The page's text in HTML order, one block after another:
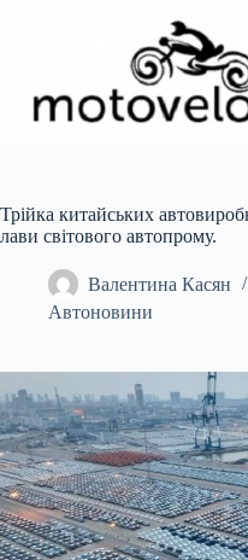
Трійка китайських
лави світового автопрому.
Валентина Касян
Автоновини